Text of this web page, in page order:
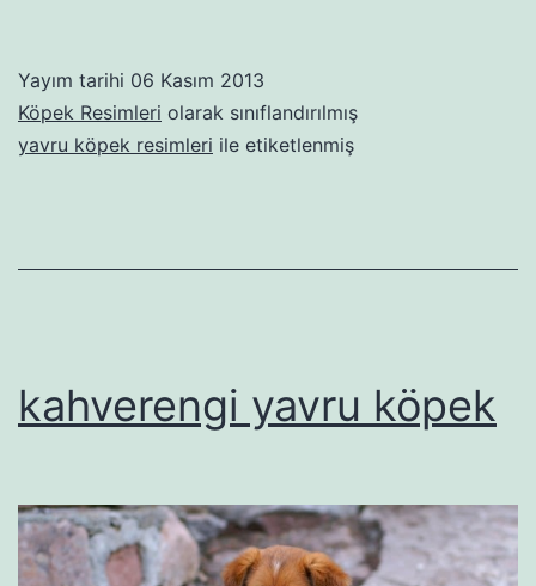
Yayım tarihi 06 Kasım 2013
Köpek Resimleri olarak sınıflandırılmış
yavru köpek resimleri ile etiketlenmiş
kahverengi yavru köpek